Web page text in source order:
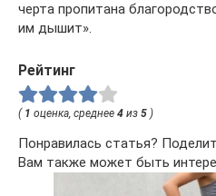
черта пропитана
им дышит».
Рейтинг
( 1 оценка, среднее 4 из 5 )
Понравилась статья?
Вам также может быть